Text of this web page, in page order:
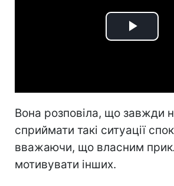
Play
Вона розповіла, що завжди
сприймати такі ситуації
вважаючи, що власним
мотивувати інших.